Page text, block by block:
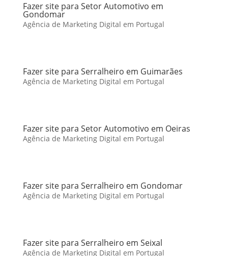
Fazer site para Setor Automotivo em
Gondomar
Agência de Marketing Digital em Portugal
Fazer site para Serralheiro em Guimarães
Agência de Marketing Digital em Portugal
Fazer site para Setor Automotivo em Oeiras
Agência de Marketing Digital em Portugal
Fazer site para Serralheiro em Gondomar
Agência de Marketing Digital em Portugal
Fazer site para Serralheiro em Seixal
Agência de Marketing Digital em Portugal